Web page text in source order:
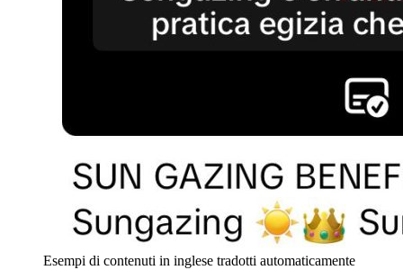
Esempi di contenuti in inglese tradotti automaticamente